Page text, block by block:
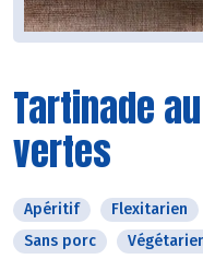
Tartinade
vertes
Apéritif Flexitarien
Sans porc